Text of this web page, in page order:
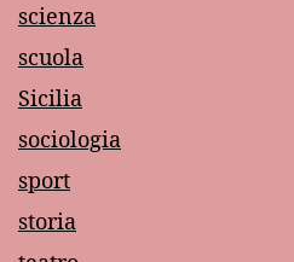
scienza
scuola
Sicilia
sociologia
sport
storia